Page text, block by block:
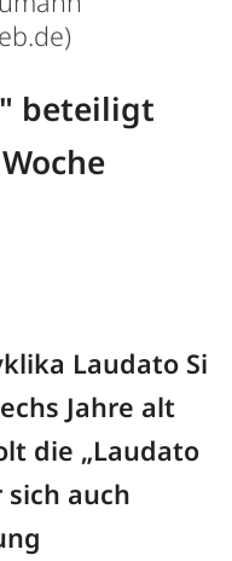
beteiligt
Laudato Si
Jahre alt
die „Laudato
sich auch